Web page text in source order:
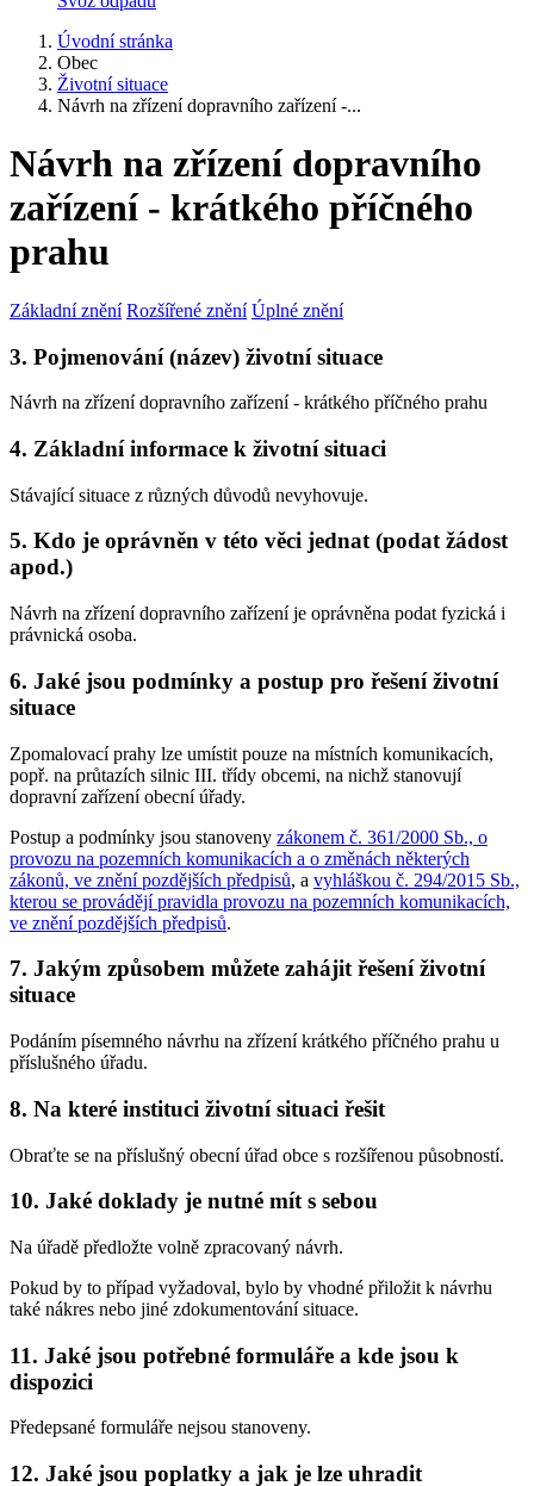
Úvodní stránka
Obec
Životní situace
Návrh na zřízení dopravního zařízení -...
Návrh na zřízení dopravního
zařízení - krátkého příčného
prahu
Základní znění Rozšířené znění Úplné znění
3. Pojmenování (název) životní situace
Návrh na zřízení dopravního zařízení - krátkého příčného prahu
4. Základní informace k životní situaci
Stávající situace z různých důvodů nevyhovuje.
5. Kdo je oprávněn v této věci jednat (podat žádost
apod.)
Návrh na zřízení dopravního zařízení je oprávněna podat fyzická i
právnická osoba.
6. Jaké jsou podmínky a postup pro řešení životní
situace
Zpomalovací prahy lze umístit pouze na místních komunikacích,
popř. na průtazích silnic III. třídy obcemi, na nichž stanovují
dopravní zařízení obecní úřady.
Postup a podmínky jsou stanoveny zákonem č. 361/2000 Sb., o
provozu na pozemních komunikacích a o změnách některých
zákonů, ve znění pozdějších předpisů, a vyhláškou č. 294/2015 Sb.,
kterou se provádějí pravidla provozu na pozemních komunikacích,
ve znění pozdějších předpisů.
7. Jakým způsobem můžete zahájit řešení životní
situace
Podáním písemného návrhu na zřízení krátkého příčného prahu u
příslušného úřadu.
8. Na které instituci životní situaci řešit
Obraťte se na příslušný obecní úřad obce s rozšířenou působností.
10. Jaké doklady je nutné mít s sebou
Na úřadě předložte volně zpracovaný návrh.
Pokud by to případ vyžadoval, bylo by vhodné přiložit k návrhu
také nákres nebo jiné zdokumentování situace.
11. Jaké jsou potřebné formuláře a kde jsou k
dispozici
Předepsané formuláře nejsou stanoveny.
12. Jaké jsou poplatky a jak je lze uhradit